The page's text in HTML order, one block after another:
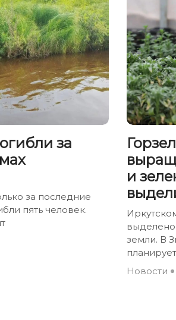
за
за последние
пять человек.
и
выделено
земли. В
Новости